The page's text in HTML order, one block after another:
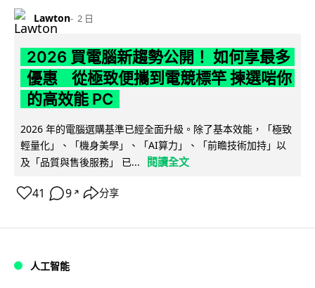
Lawton 2 日
2026 買電腦新趨勢公開！ 如何享最多
優惠 從極致便攜到電競標竿 揀選啱你
的高效能 PC
2026 年的電腦選購基準已經全面升級。除了基本效能，「極致
輕量化」、「機身美學」、「AI算力」、「前瞻技術加持」以
及「品質與售後服務」 已...
閱讀全文
41 9 ↗ 分享
人工智能